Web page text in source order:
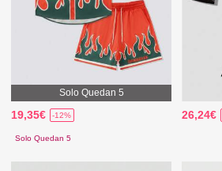
Solo Quedan 5
19,35€ -12%
Solo Quedan 5
26,24€